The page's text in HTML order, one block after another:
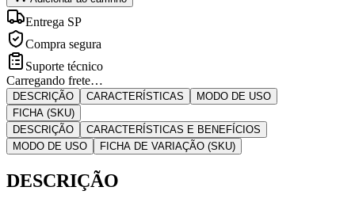
Entrega SP
Compra segura
Suporte técnico
Carregando frete…
DESCRIÇÃO CARACTERÍSTICAS
MODO DE USO
FICHA (SKU)
DESCRIÇÃO
CARACTERÍSTICAS E BENEFÍCIOS
MODO DE USO
FICHA DE VARIAÇÃO (SKU)
DESCRIÇÃO